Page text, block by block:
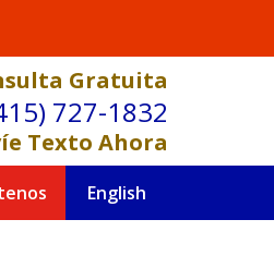
Gratuita
727-1832
Texto Ahora
English